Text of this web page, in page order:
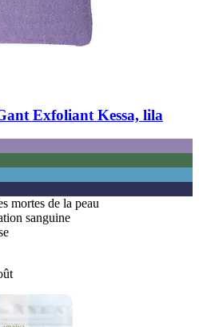
Exfoliant Kessa, lila
mortes de la peau
sanguine